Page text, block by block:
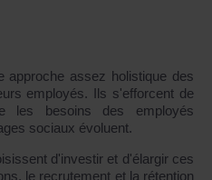
approche assez holistique des
employés. Ils s'efforcent de
les besoins des employés
sociaux évoluent.
d'investir et d'élargir ces
le recrutement et la rétention